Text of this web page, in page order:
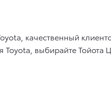
качественный
выбирайте Тойота